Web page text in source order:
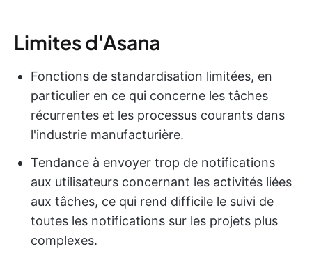
Limites d'Asana
Fonctions de standardisation limitées, en
particulier en ce qui concerne les tâches
récurrentes et les processus courants dans
l'industrie manufacturière.
Tendance à envoyer trop de notifications
aux utilisateurs concernant les activités liées
aux tâches, ce qui rend difficile le suivi de
toutes les notifications sur les projets plus
complexes.